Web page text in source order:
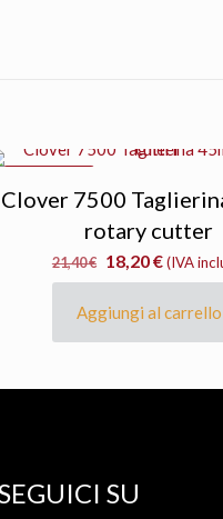
Clover 7500
rotary cutter
21,40€ Il
prezzo
originale
era:
18,20€Il
prezzo
attuale
(IVA
Aggiungi al carrello
SU